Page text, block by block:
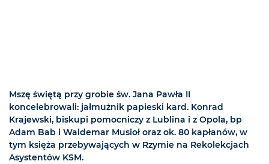
Mszę świętą przy grobie św. Jana Pawła II
koncelebrowali: jałmużnik papieski kard. Konrad
Krajewski, biskupi pomocniczy z Lublina i z Opola, bp
Adam Bab i Waldemar Musioł oraz ok. 80 kapłanów, w
tym księża przebywających w Rzymie na Rekolekcjach
Asystentów KSM.